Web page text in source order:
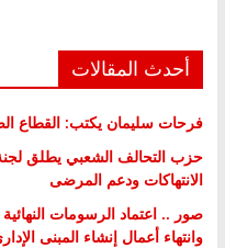
أحدث المقالات
فرحات سليمان يكتب: القطاع
حزب التحالف الشعبي يطلق
الانتهاكات ودعم المرضى
صور .. اعتماد الرسومات
وانتهاء أعمال إنشاء المبنى